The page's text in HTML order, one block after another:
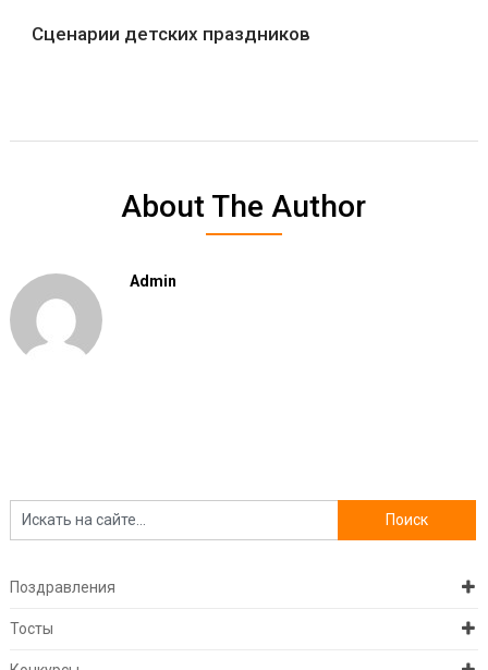
Сценарии детских праздников
About The Author
Admin
Поздравления
Тосты